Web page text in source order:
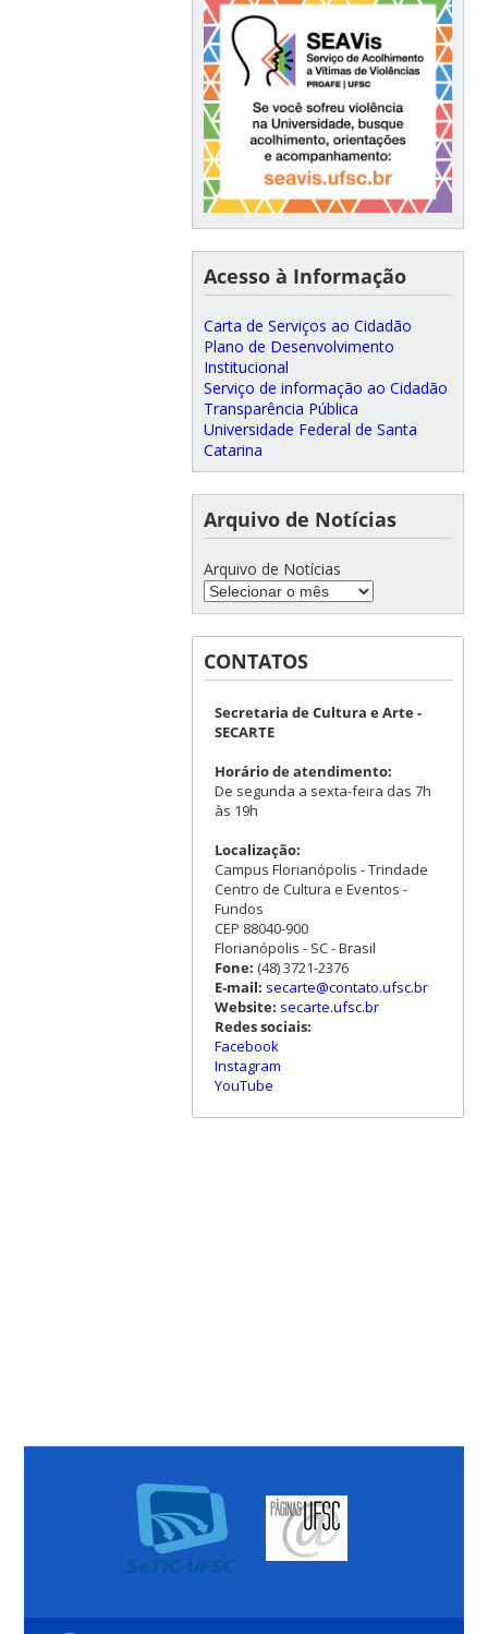
Acesso à Informação
Carta de Serviços ao Cidadão
Plano de Desenvolvimento
Institucional
Serviço de informação ao Cidadão
Transparência Pública
Universidade Federal de Santa
Catarina
Arquivo de Notícias
Arquivo de Notícias
CONTATOS
Secretaria de Cultura e Arte -
SECARTE
Horário de atendimento:
De segunda a sexta-feira das 7h
às 19h
Localização:
Campus Florianópolis - Trindade
Centro de Cultura e Eventos -
Fundos
CEP 88040-900
Florianópolis - SC - Brasil
Fone: (48) 3721-2376
E-mail: secarte@contato.ufsc.br
Website: secarte.ufsc.br
Redes sociais:
Facebook
Instagram
YouTube